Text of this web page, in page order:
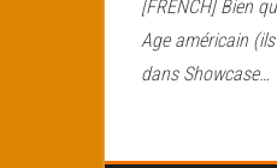
[FRENCH] Bien
Age américain
dans Showcase…